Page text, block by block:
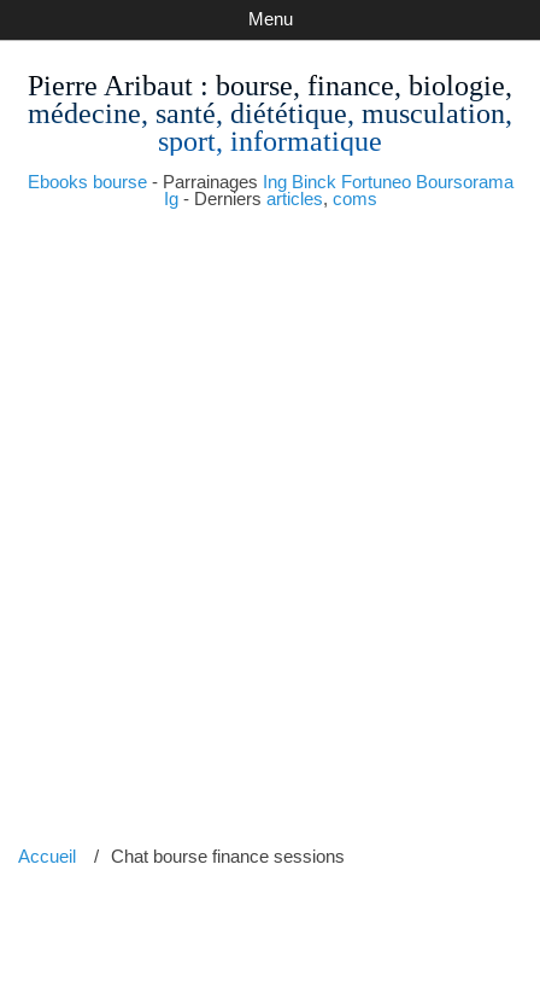
Pierre Aribaut : bourse, finance, biologie,
médecine, santé, diététique, musculation,
sport, informatique
Ebooks bourse- Parrainages Ing Binck Fortuneo Boursorama
Ig- Derniers articles, coms
Menu
Accueil Chat bourse finance sessions